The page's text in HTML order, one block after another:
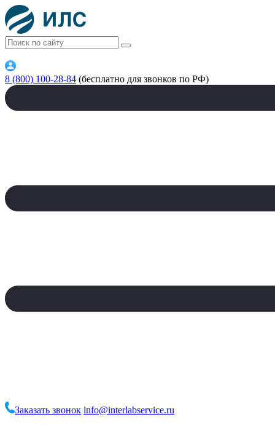
8 (800) 100-28-84 (бесплатно для звонков по РФ)
Заказать звонок info@interlabservice.ru